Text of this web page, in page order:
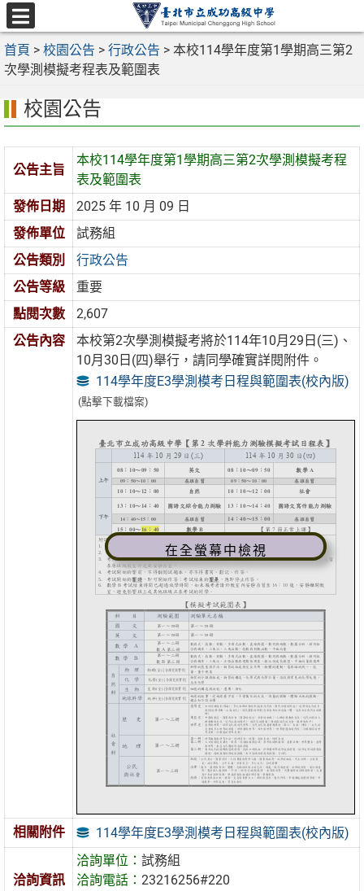
跳
至
主
要
區
選
單
首頁 > 校園公告 > 行政公告 > 本校114學年度第1學期高三第2
次學測模擬考程表及範圍表
校園公告
公告主旨
本校114學年度第1學期高三第2次學測模擬考程
表及範圍表
發佈日期
2025 年 10 月 09 日
發佈單位
試務組
公告類別
行政公告
公告等級
重要
點閱次數
2,607
公告內容
本校第2次學測模擬考將於114年10月29日(三)、
10月30日(四)舉行，請同學確實詳閱附件。
114學年度E3學測模考日程與範圍表(校內版)
(點擊下載檔案)
在全螢幕中檢視
相關附件 114學年度E3學測模考日程與範圍表(校內版)
洽詢資訊
洽詢單位：試務組
洽詢電話：23216256#220